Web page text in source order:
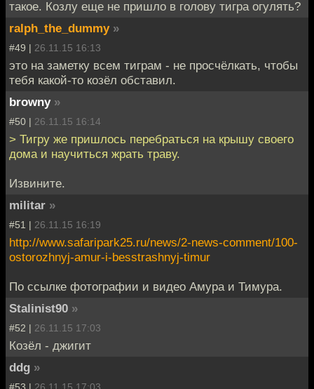
такое. Козлу еще не пришло в голову тигра огулять?
ralph_the_dummy »
#49 | 26.11.15 16:13
это на заметку всем тиграм - не просчёлкать, чтобы
тебя какой-то козёл обставил.
browny »
#50 | 26.11.15 16:14
> Тигру же пришлось перебраться на крышу своего
дома и научиться жрать траву.
Извините.
militar »
#51 | 26.11.15 16:19
http://www.safaripark25.ru/news/2-news-comment/100-
ostorozhnyj-amur-i-besstrashnyj-timur
По ссылке фотографии и видео Амура и Тимура.
Stalinist90 »
#52 | 26.11.15 17:03
Козёл - джигит
ddg »